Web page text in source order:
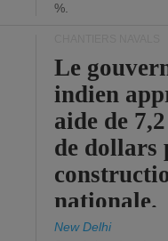
%.
Le
indien
aide de
de dollars
nationale.
New Delhi